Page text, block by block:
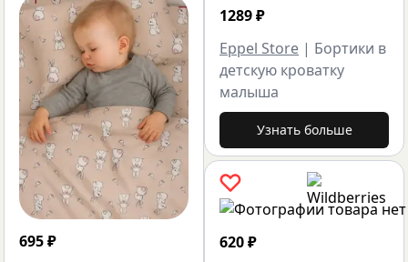
695₽
1289₽
Eppel Store | Бортики в
детскую кроватку
малыша
Узнать больше
620₽